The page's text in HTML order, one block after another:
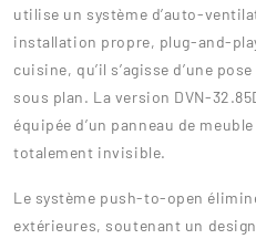
utilise un système d’auto-
installation propre, plug-and-
cuisine, qu’il s’agisse d’une
sous plan. La version DVN-
équipée d’un panneau de
totalement invisible.
Le système push-to-open
extérieures, soutenant un